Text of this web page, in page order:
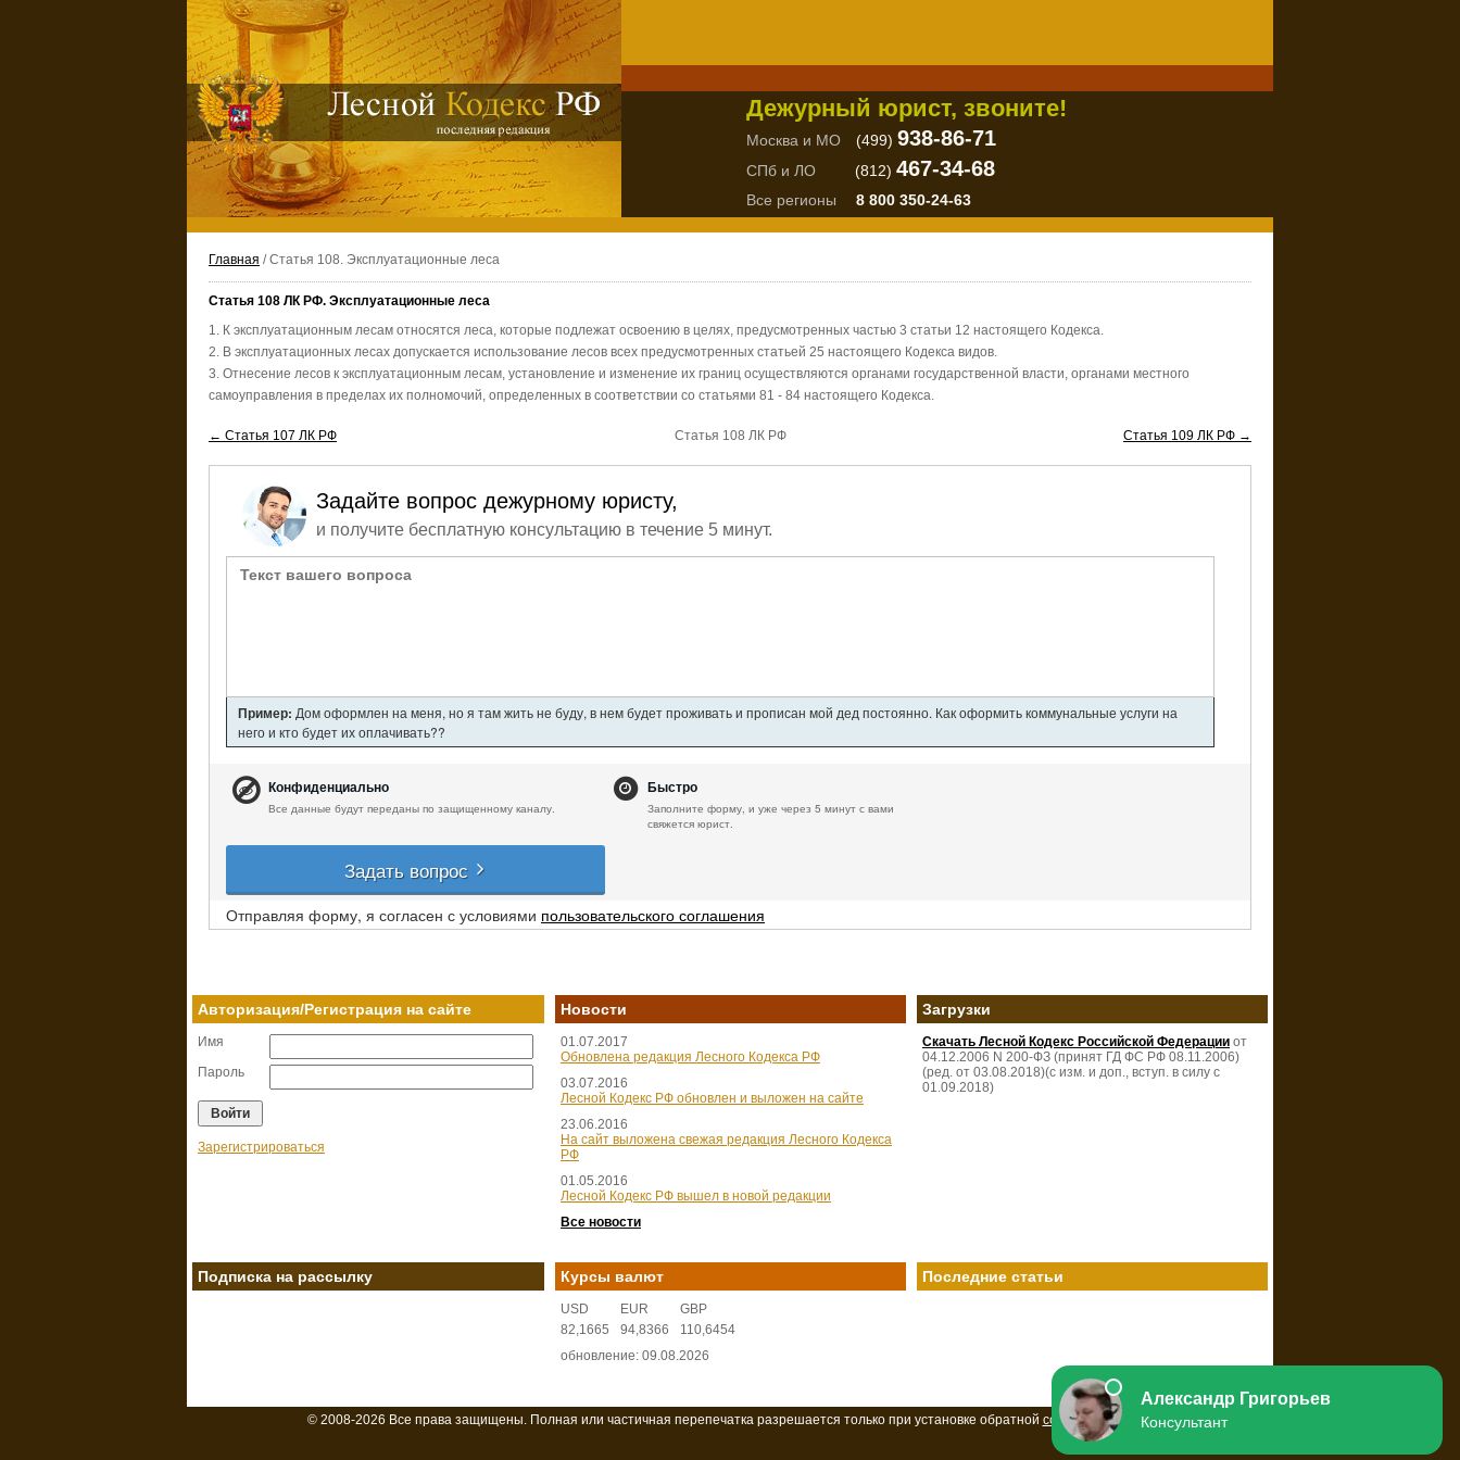
Дежурный юрист, звоните!
Москва и МО (499) 938-86-71
СПб и ЛО (812) 467-34-68
Все регионы 8 800 350-24-63
Главная / Статья 108. Эксплуатационные леса
Статья 108 ЛК РФ. Эксплуатационные леса
1. К эксплуатационным лесам относятся леса, которые подлежат освоению в целях, предусмотренных частью 3 статьи 12 настоящего Кодекса.
2. В эксплуатационных лесах допускается использование лесов всех предусмотренных статьей 25 настоящего Кодекса видов.
3. Отнесение лесов к эксплуатационным лесам, установление и изменение их границ осуществляются органами государственной власти, органами местного
самоуправления в пределах их полномочий, определенных в соответствии со статьями 81 - 84 настоящего Кодекса.
← Статья 107 ЛК РФ Статья 108 ЛК РФ Статья 109 ЛК РФ →
Задайте вопрос дежурному юристу,
и получите бесплатную консультацию в течение 5 минут.
Пример: Дом оформлен на меня, но я там жить не буду, в нем будет проживать и прописан мой дед постоянно. Как оформить коммунальные услуги на
него и кто будет их оплачивать??
Конфиденциально
Все данные будут переданы по защищенному каналу.
Быстро
Заполните форму, и уже через 5 минут с вами
свяжется юрист.
Задать вопрос
Отправляя форму, я согласен с условиями пользовательского соглашения
Авторизация/Регистрация на сайте
Имя
Пароль
Зарегистрироваться
Новости
01.07.2017
Обновлена редакция Лесного Кодекса РФ
03.07.2016
Лесной Кодекс РФ обновлен и выложен на сайте
23.06.2016
На сайт выложена свежая редакция Лесного Кодекса
РФ
01.05.2016
Лесной Кодекс РФ вышел в новой редакции
Все новости
Загрузки
Скачать Лесной Кодекс Российской Федерации от
04.12.2006 N 200-ФЗ (принят ГД ФС РФ 08.11.2006)
(ред. от 03.08.2018)(с изм. и доп., вступ. в силу с
01.09.2018)
Подписка на рассылку Курсы валют
USD EUR
GBP
82,1665
94,8366
110,6454
обновление: 09.08.2026
Последние статьи
© 2008-2026 Все права защищены. Полная или частичная перепечатка разрешается только при установке обратной ссылкина ресурс.